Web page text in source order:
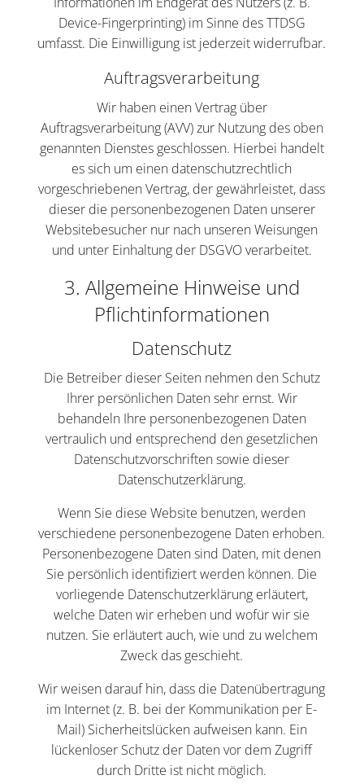
Device-Fingerprinting) im Sinne des TTDSG
umfasst. Die Einwilligung ist jederzeit widerrufbar.
Auftragsverarbeitung
Wir haben einen Vertrag über
Auftragsverarbeitung (AVV) zur Nutzung des oben
genannten Dienstes geschlossen. Hierbei handelt
es sich um einen datenschutzrechtlich
vorgeschriebenen Vertrag, der gewährleistet, dass
dieser die personenbezogenen Daten unserer
Websitebesucher nur nach unseren Weisungen
und unter Einhaltung der DSGVO verarbeitet.
3. Allgemeine Hinweise und
Pflicht­informationen
Datenschutz
Die Betreiber dieser Seiten nehmen den Schutz
Ihrer persönlichen Daten sehr ernst. Wir
behandeln Ihre personenbezogenen Daten
vertraulich und entsprechend den gesetzlichen
Datenschutzvorschriften sowie dieser
Datenschutzerklärung.
Wenn Sie diese Website benutzen, werden
verschiedene personenbezogene Daten erhoben.
Personenbezogene Daten sind Daten, mit denen
Sie persönlich identifiziert werden können. Die
vorliegende Datenschutzerklärung erläutert,
welche Daten wir erheben und wofür wir sie
nutzen. Sie erläutert auch, wie und zu welchem
Zweck das geschieht.
Wir weisen darauf hin, dass die Datenübertragung
im Internet (z. B. bei der Kommunikation per E-
Mail) Sicherheitslücken aufweisen kann. Ein
lückenloser Schutz der Daten vor dem Zugriff
durch Dritte ist nicht möglich.